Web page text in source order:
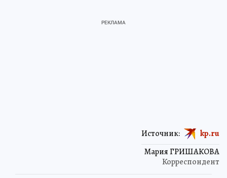
Мария ГРИШАКОВА
Корреспондент
Источник: kp.ru